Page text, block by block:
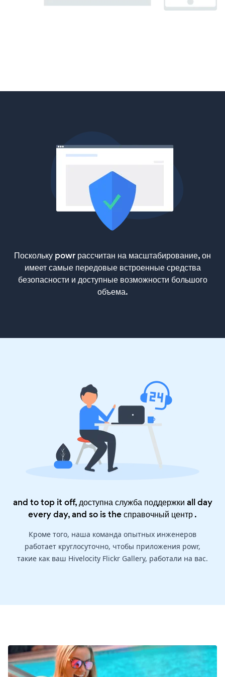
Поскольку powr рассчитан на масштабирование, он
имеет самые передовые встроенные средства
безопасности и доступные возможности большого
объема.
and to top it off, доступна служба поддержки all day
every day, and so is theсправочный центр.
Кроме того, наша команда опытных инженеров
работает круглосуточно, чтобы приложения powr,
такие как ваш Hivelocity Flickr Gallery, работали на вас.